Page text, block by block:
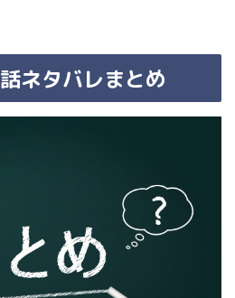
話ネタバレまとめ